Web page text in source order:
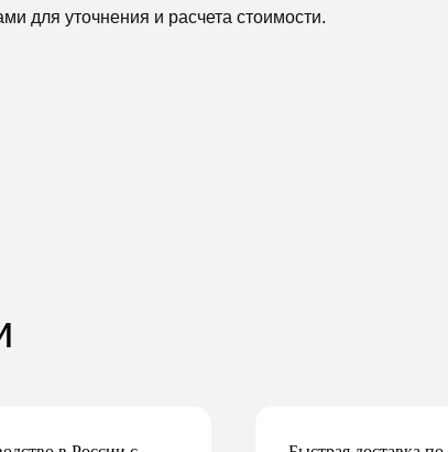
для уточнения и расчета стоимости.